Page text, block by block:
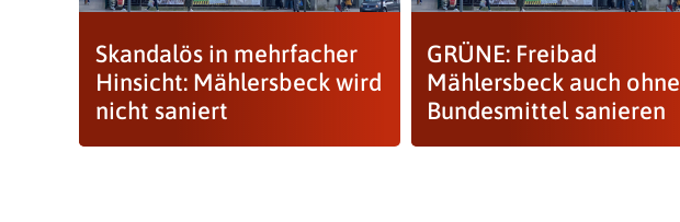
Skandalös in mehrfacher
Hinsicht: Mählersbeck wird
nicht saniert
GRÜNE: Freibad
Mählersbeck auch ohne
Bundesmittel sanieren